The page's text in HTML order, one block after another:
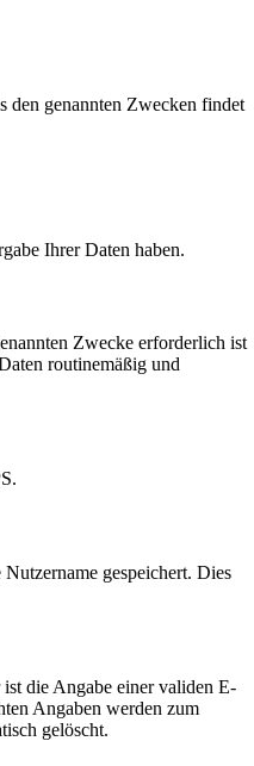
den genannten Zwecken findet
Ihrer Daten haben.
Zwecke erforderlich ist
routinemäßig und
gespeichert. Dies
die Angabe einer validen E-
Angaben werden zum
gelöscht.